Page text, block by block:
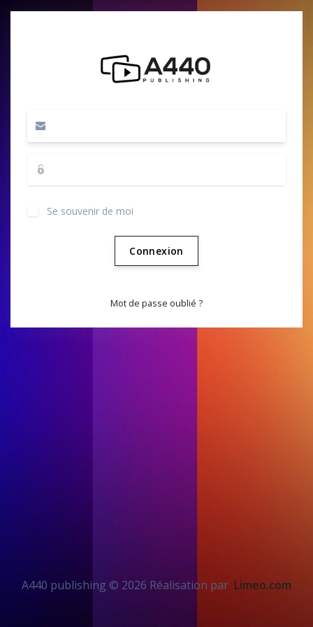
Se souvenir de moi
Connexion
Mot de passe oublié ?
A440 publishing © 2026 Réalisation par Limeo.com